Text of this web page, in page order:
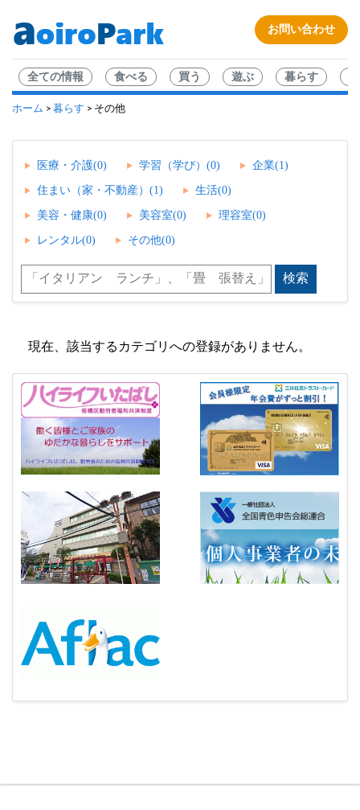
お問い合わせ
全ての情報 食べる 買う 遊ぶ 暮らす
ホーム > 暮らす > その他
医療・介護(0) 学習（学び）(0) 企業(1)
住まい（家・不動産）(1) 生活(0)
美容・健康(0) 美容室(0) 理容室(0)
レンタル(0) その他(0)
現在、該当するカテゴリへの登録がありません。